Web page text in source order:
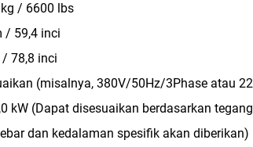
/ 6600 lbs
/ 59,4 inci
78,8 inci
(misalnya, 380V/50Hz/3Phase atau
kW (Dapat disesuaikan berdasarkan
dan kedalaman spesifik akan diberikan)